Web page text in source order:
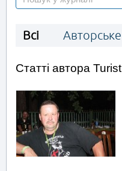
Всі Авторське
Статті автора Turist